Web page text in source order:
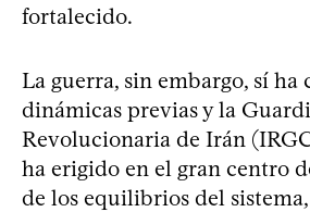
fortalecido.
La guerra, sin embargo, sí ha
dinámicas previas y la
Revolucionaria de Irán
ha erigido en el gran centro
de los equilibrios del